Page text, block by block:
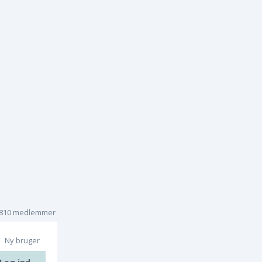
medlemmer
Ny bruger